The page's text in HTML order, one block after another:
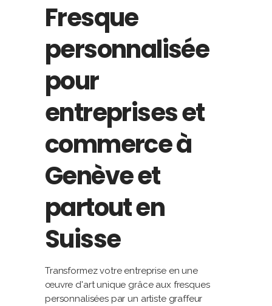
Fresque
personnalisée
pour
entreprises et
commerce à
Genève et
partout en
Suisse
Transformez votre entreprise en une
œuvre d'art unique grâce aux fresques
personnalisées par un artiste graffeur